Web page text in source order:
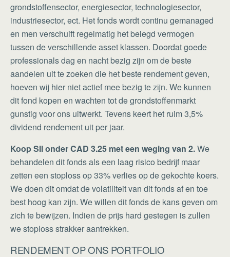
grondstoffensector, energiesector, technologiesector,
industriesector, ect. Het fonds wordt continu gemanaged
en men verschuift regelmatig het belegd vermogen
tussen de verschillende asset klassen. Doordat goede
professionals dag en nacht bezig zijn om de beste
aandelen uit te zoeken die het beste rendement geven,
hoeven wij hier niet actief mee bezig te zijn. We kunnen
dit fond kopen en wachten tot de grondstoffenmarkt
gunstig voor ons uitwerkt. Tevens keert het ruim 3,5%
dividend rendement uit per jaar.
Koop SIIonder CAD 3.25 met een weging van 2.We
behandelen dit fonds als een laag risico bedrijf maar
zetten een stoploss op 33% verlies op de gekochte koers.
We doen dit omdat de volatiliteit van dit fonds af en toe
best hoog kan zijn. We willen dit fonds de kans geven om
zich te bewijzen. Indien de prijs hard gestegen is zullen
we stoploss strakker aantrekken.
RENDEMENT OP ONS PORTFOLIO